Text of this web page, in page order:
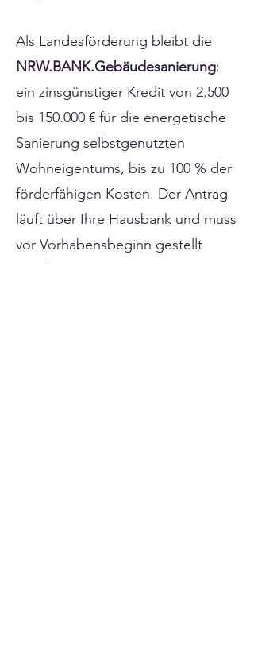
Als Landesförderung bleibt die
NRW.BANK.Gebäudesanierung:
ein zinsgünstiger Kredit von 2.500
bis 150.000 € für die energetische
Sanierung selbstgenutzten
Wohneigentums, bis zu 100 % der
förderfähigen Kosten. Der Antrag
läuft über Ihre Hausbank und muss
vor Vorhabensbeginn gestellt
werden.